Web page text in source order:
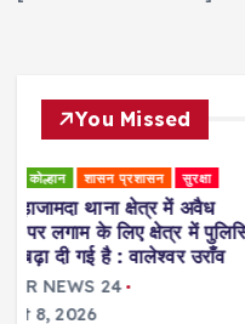
You Missed
3
धर्म समाज
Ranchi :
को स्वस्थ
पांडे